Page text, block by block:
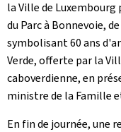
la Ville de
du Parc à Bonnevoie,
symbolisant 60 ans
Verde, offerte par la
caboverdienne, en
ministre de la Famille
En fin de journée, une